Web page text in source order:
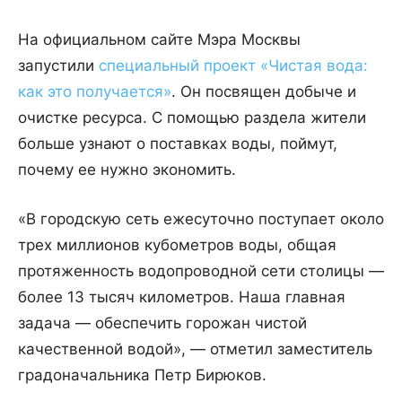
На официальном сайте Мэра Москвы
запустили специальный проект «Чистая вода:
как это получается». Он посвящен добыче и
очистке ресурса. С помощью раздела жители
больше узнают о поставках воды, поймут,
почему ее нужно экономить.
«В городскую сеть ежесуточно поступает около
трех миллионов кубометров воды, общая
протяженность водопроводной сети столицы —
более 13 тысяч километров. Наша главная
задача — обеспечить горожан чистой
качественной водой», — отметил заместитель
градоначальника Петр Бирюков.